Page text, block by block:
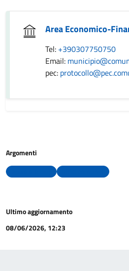
Area Economico-
Tel: +390307750750
Email:
pec:
Argomenti
Ultimo aggiornamento
08/06/2026, 12:23